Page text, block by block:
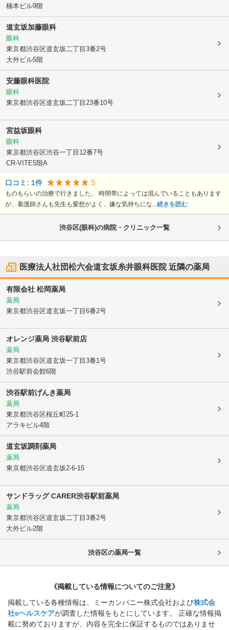
楠本ビル9階
道玄坂加藤眼科
眼科
東京都渋谷区道玄坂二丁目3番2号
大外ビル5階
安藤眼科医院
眼科
東京都渋谷区道玄坂二丁目23番10号
宮益坂眼科
眼科
東京都渋谷区渋谷一丁目12番7号
CR-VITE5階A
口コミ: 1件 5
ものもらいの治療で行きました。 時間帯によっては混んでいることもあります
が、看護師さんも先生も愛想がよく、嫌な気持ちにな...続きを読む
渋谷区(眼科)の病院・クリニック一覧
医療法人社団松六会道玄坂糸井眼科医院近隣の薬局
有限会社 松岡薬局
薬局
東京都渋谷区道玄坂一丁目6番2号
オレンジ薬局 渋谷駅前店
薬局
東京都渋谷区道玄坂一丁目3番1号
渋谷駅前会館6階
渋谷駅前げんき薬局
薬局
東京都渋谷区桜丘町25-1
アラキビル4階
道玄坂調剤薬局
薬局
東京都渋谷区道玄坂2-6-15
サンドラッグ CARER渋谷駅前薬局
薬局
東京都渋谷区道玄坂二丁目3番2号
大外ビル2階
渋谷区の薬局一覧
《掲載している情報についてのご注意》
掲載している各種情報は、ミーカンパニー株式会社および株式会
社eヘルスケアが調査した情報をもとにしています。 正確な情報掲
載に努めておりますが、内容を完全に保証するものではありませ